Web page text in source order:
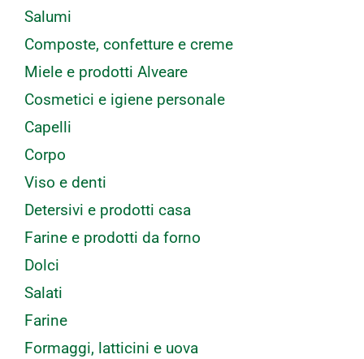
Salumi
Composte, confetture e creme
Miele e prodotti Alveare
Cosmetici e igiene personale
Capelli
Corpo
Viso e denti
Detersivi e prodotti casa
Farine e prodotti da forno
Dolci
Salati
Farine
Formaggi, latticini e uova